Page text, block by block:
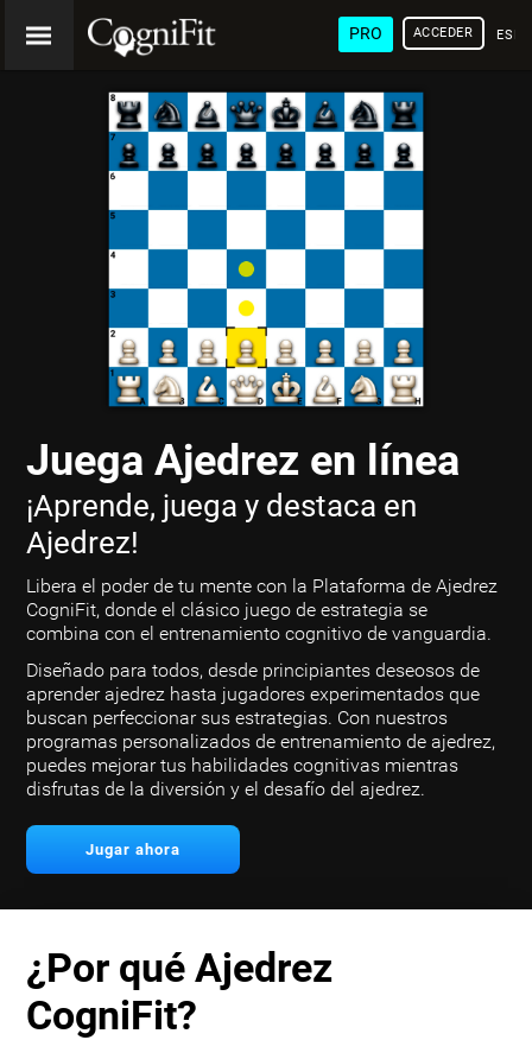
PRO ACCEDER
Juega Ajedrez en línea
¡Aprende, juega y destaca en
Ajedrez!
Libera el poder de tu mente con la Plataforma de Ajedrez
CogniFit, donde el clásico juego de estrategia se
combina con el entrenamiento cognitivo de vanguardia.
Diseñado para todos, desde principiantes deseosos de
aprender ajedrez hasta jugadores experimentados que
buscan perfeccionar sus estrategias. Con nuestros
programas personalizados de entrenamiento de ajedrez,
puedes mejorar tus habilidades cognitivas mientras
disfrutas de la diversión y el desafío del ajedrez.
Jugar ahora
¿Por qué Ajedrez
CogniFit?